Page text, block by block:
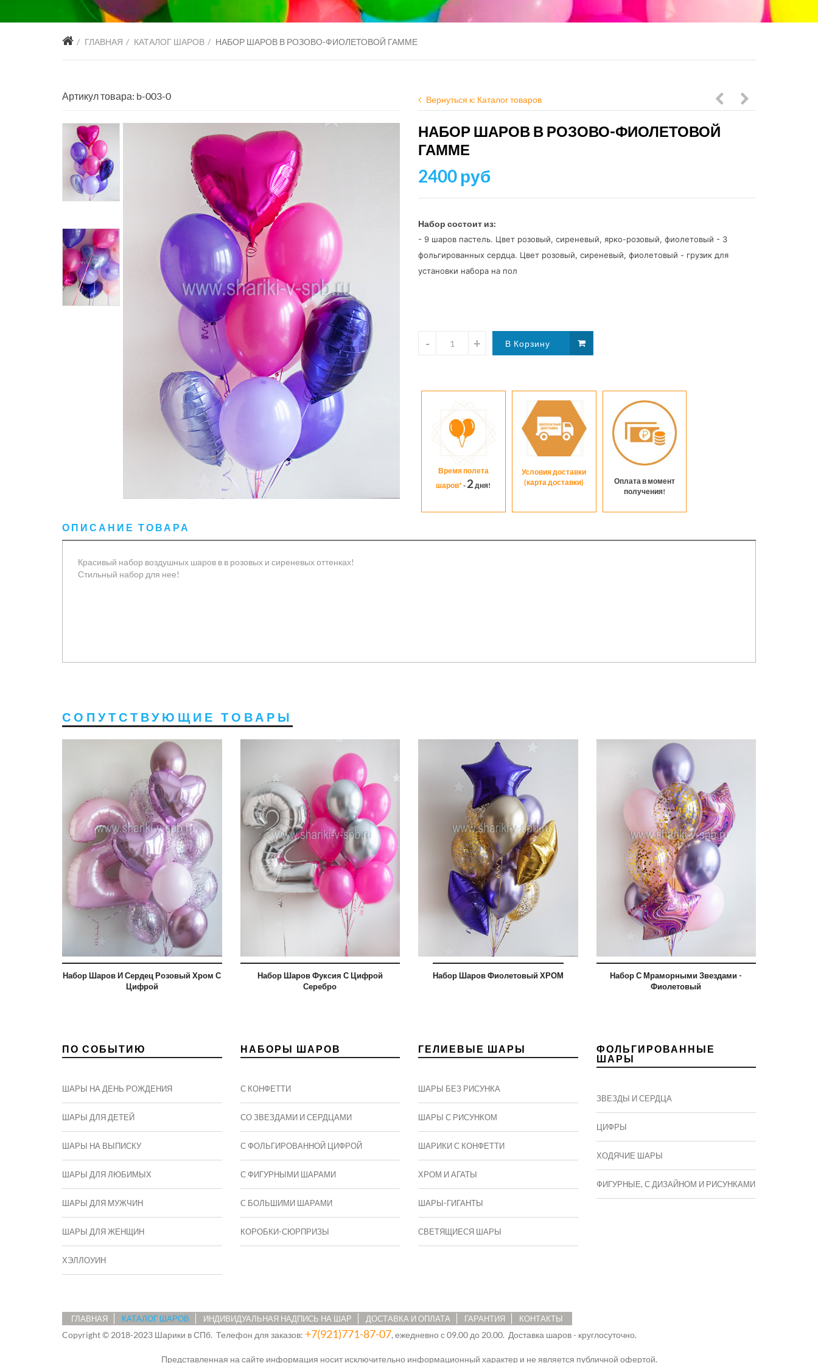
ГЛАВНАЯ КАТАЛОГ ШАРОВ НАБОР ШАРОВ В РОЗОВО-ФИОЛЕТОВОЙ ГАММЕ
Артикул товара: b-003-0 Вернуться к: Каталог товаров
синий
золото
с
Вашей
НАБОР ШАРОВ В РОЗОВО-ФИОЛЕТОВОЙ
ГАММЕ
2400 руб
Набор состоит из:
- 9 шаров пастель. Цвет розовый, сиреневый, ярко-розовый, фиолетовый - 3
фольгированных сердца. Цвет розовый, сиреневый, фиолетовый - грузик для
установки набора на пол
Время полета
шаров*- 2 дня!
Условия доставки
(карта доставки)
Оплата в момент
получения!
ОПИСАНИЕ ТОВАРА
Красивый набор воздушных шаров в в розовых и сиреневых оттенках!
Стильный набор для нее!
СОПУТСТВУЮЩИЕ ТОВАРЫ
Набор Шаров И Сердец Розовый Хром С
Цифрой
3290 руб
3000 руб
Набор Шаров Фуксия С Цифрой
Серебро
Набор Шаров Фиолетовый ХРОМ
Набор С Мраморными Звездами -
Фиолетовый
ПО СОБЫТИЮ
ШАРЫ НА ДЕНЬ РОЖДЕНИЯ
ШАРЫ ДЛЯ ДЕТЕЙ
ШАРЫ НА ВЫПИСКУ
ШАРЫ ДЛЯ ЛЮБИМЫХ
ШАРЫ ДЛЯ МУЖЧИН
ШАРЫ ДЛЯ ЖЕНЩИН
ХЭЛЛОУИН
НАБОРЫ ШАРОВ
С КОНФЕТТИ
СО ЗВЕЗДАМИ И СЕРДЦАМИ
С ФОЛЬГИРОВАННОЙ ЦИФРОЙ
С ФИГУРНЫМИ ШАРАМИ
C БОЛЬШИМИ ШАРАМИ
КОРОБКИ-СЮРПРИЗЫ
ГЕЛИЕВЫЕ ШАРЫ
ШАРЫ БЕЗ РИСУНКА
ШАРЫ С РИСУНКОМ
ШАРИКИ С КОНФЕТТИ
ХРОМ И АГАТЫ
ШАРЫ-ГИГАНТЫ
СВЕТЯЩИЕСЯ ШАРЫ
ФОЛЬГИРОВАННЫЕ
ШАРЫ
ЗВЕЗДЫ И СЕРДЦА
ЦИФРЫ
ХОДЯЧИЕ ШАРЫ
ФИГУРНЫЕ, С ДИЗАЙНОМ И РИСУНКАМИ
ГЛАВНАЯ КАТАЛОГ ШАРОВ ИНДИВИДУАЛЬНАЯ НАДПИСЬ НА ШАР ДОСТАВКА И ОПЛАТА ГАРАНТИЯ КОНТАКТЫ
Copyright © 2018-2023 Шарики в СПб. Телефон для заказов: +7(921)771-87-07, ежедневно с 09.00 до 20.00. Доставка шаров - круглосуточно.
Представленная на сайте информация носит исключительно информационный характер и не является публичной офертой.